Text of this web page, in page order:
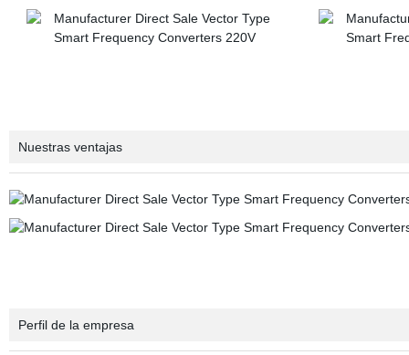
Nuestras ventajas
Perfil de la empresa